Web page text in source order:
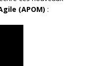
(APOM) :